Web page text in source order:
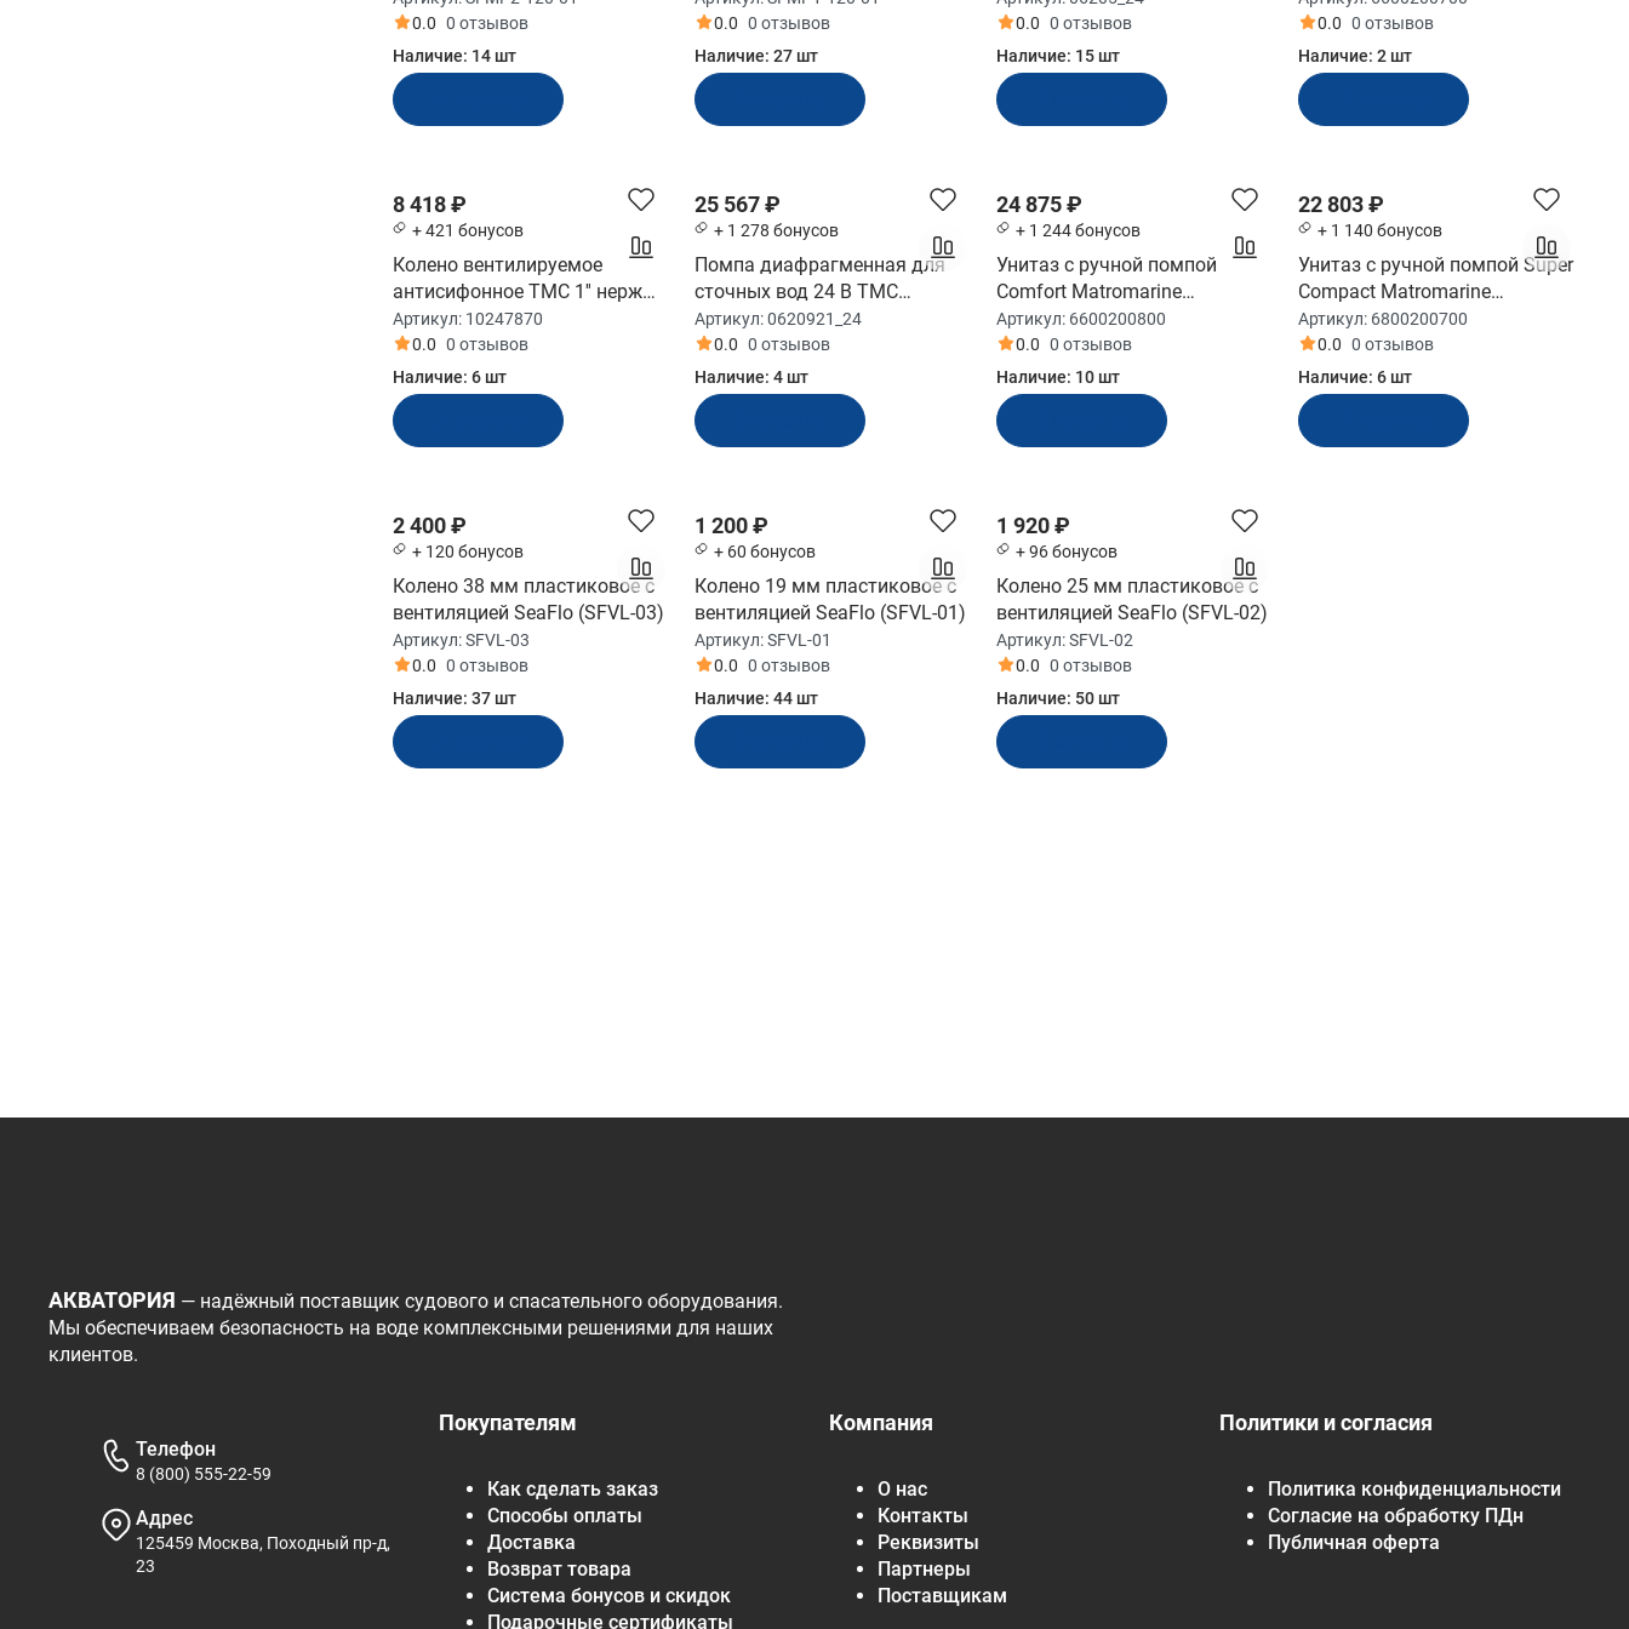
0.0 0 отзывов
Наличие: 14 шт
0.0 0 отзывов
Наличие: 27 шт
0.0 0 отзывов
Наличие: 15 шт
0.0 0 отзывов
Наличие: 2 шт
8 418 ₽
+ 421 бонусов
Колено вентилируемое
антисифонное TMC 1'' нерж
сталь (10247870)
Артикул: 10247870
0.0 0 отзывов
Наличие: 6 шт
25 567 ₽
+ 1 278 бонусов
Помпа диафрагменная для
сточных вод 24 В TMC
(0620921_24)
Артикул:0620921_24
0.0 0 отзывов
Наличие: 4 шт
24 875 ₽
+ 1 244 бонусов
Унитаз с ручной помпой
Comfort Matromarine
(6600200800)
Артикул: 6600200800
0.0 0 отзывов
Наличие: 10 шт
22 803 ₽
+ 1 140 бонусов
Унитаз с ручной помпой Super
Compact Matromarine
(6800200700)
Артикул: 6800200700
0.0 0 отзывов
Наличие: 6 шт
2 400 ₽
+ 120 бонусов
Колено 38 мм пластиковое с
вентиляцией SeaFlo (SFVL-03)
Артикул:SFVL-03
0.0 0 отзывов
Наличие: 37 шт
1 200 ₽
+ 60 бонусов
Колено 19 мм пластиковое с
вентиляцией SeaFlo (SFVL-01)
Артикул:SFVL-01
0.0 0 отзывов
Наличие: 44 шт
1 920 ₽
+ 96 бонусов
Колено 25 мм пластиковое с
вентиляцией SeaFlo (SFVL-02)
Артикул:SFVL-02
0.0 0 отзывов
Наличие: 50 шт
АКВАТОРИЯ — надёжный поставщик судового и спасательного оборудования.
Мы обеспечиваем безопасность на воде комплексными решениями для наших
клиентов.
Покупателям
Как сделать заказ
Способы оплаты
Доставка
Возврат товара
Система бонусов и скидок
Подарочные сертификаты
Компания
О нас
Контакты
Реквизиты
Партнеры
Поставщикам
Политики и согласия
Политика конфиденциальности
Согласие на обработку ПДн
Публичная оферта
Телефон
8 (800) 555-22-59
Адрес
125459 Москва, Походный пр-д,
23